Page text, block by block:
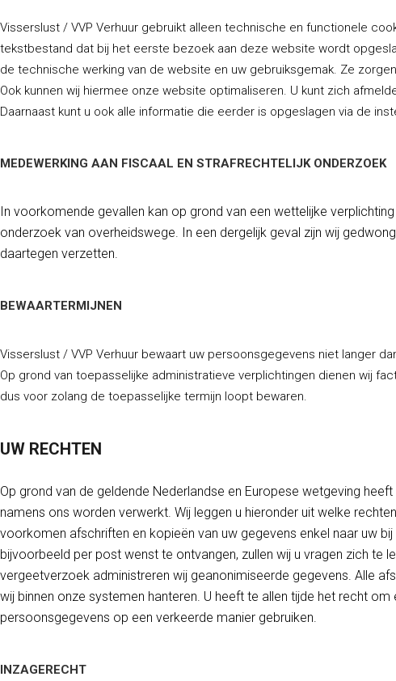
Visserslust / VVP Verhuur gebruikt alleen technische en functionele
tekstbestand dat bij het eerste bezoek aan deze website wordt
de technische werking van de website en uw gebruiksgemak. Ze
Ook kunnen wij hiermee onze website optimaliseren. U kunt zich
Daarnaast kunt u ook alle informatie die eerder is opgeslagen via de
MEDEWERKING AAN FISCAAL EN STRAFRECHTELIJK ONDERZOEK
In voorkomende gevallen kan op grond van een wettelijke
onderzoek van overheidswege. In een dergelijk geval zijn wij
daartegen verzetten.
BEWAARTERMIJNEN
Visserslust / VVP Verhuur bewaart uw persoonsgegevens niet langer
Op grond van toepasselijke administratieve verplichtingen dienen wij
dus voor zolang de toepasselijke termijn loopt bewaren.
UW RECHTEN
Op grond van de geldende Nederlandse en Europese wetgeving
namens ons worden verwerkt. Wij leggen u hieronder uit welke
voorkomen afschriften en kopieën van uw gegevens enkel naar uw
bijvoorbeeld per post wenst te ontvangen, zullen wij u vragen zich te
vergeetverzoek administreren wij geanonimiseerde gegevens. Alle
wij binnen onze systemen hanteren. U heeft te allen tijde het recht
persoonsgegevens op een verkeerde manier gebruiken.
INZAGERECHT